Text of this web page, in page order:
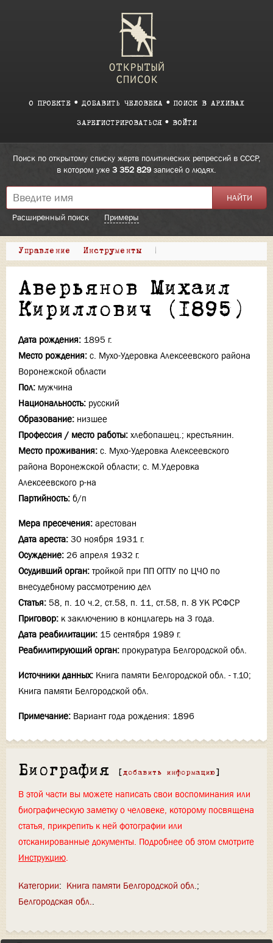
О ПРОЕКТЕ ДОБАВИТЬ ЧЕЛОВЕКА ПОИСК В АРХИВАХ
ЗАРЕГИСТРИРОВАТЬСЯ ВОЙТИ
Поиск по открытому списку жертв политических репрессий в СССР,
в котором уже 3 352 829 записей о людях.
Расширенный поиск Примеры
Управление Инструменты |
Аверьянов Михаил
Кириллович (1895)
Дата рождения: 1895 г.
Место рождения: с. Мухо-Удеровка Алексеевского района
Воронежской области
Пол: мужчина
Национальность: русский
Образование: низшее
Профессия / место работы: хлебопашец.; крестьянин.
Место проживания: с. Мухо-Удеровка Алексеевского
района Воронежской области; с. М.Удеровка
Алексеевского р-на
Партийность: б/п
Мера пресечения: арестован
Дата ареста: 30 ноября 1931 г.
Осуждение: 26 апреля 1932 г.
Осудивший орган: тройкой при ПП ОГПУ по ЦЧО по
внесудебному рассмотрению дел
Статья: 58, п. 10 ч.2, ст.58, п. 11, ст.58, п. 8 УК РСФСР
Приговор: к заключению в концлагерь на 3 года.
Дата реабилитации: 15 сентября 1989 г.
Реабилитирующий орган: прокуратура Белгородской обл.
Источники данных: Книга памяти Белгородской обл. - т.10;
Книга памяти Белгородской обл.
Примечание: Вариант года рождения: 1896
Биография [ добавить информацию ]
В этой части вы можете написать свои воспоминания или
биографическую заметку о человеке, которому посвящена
статья, прикрепить к ней фотографии или
отсканированные документы. Подробнее об этом смотрите
Инструкцию.
Категории: Книга памяти Белгородской обл.
Белгородская обл.